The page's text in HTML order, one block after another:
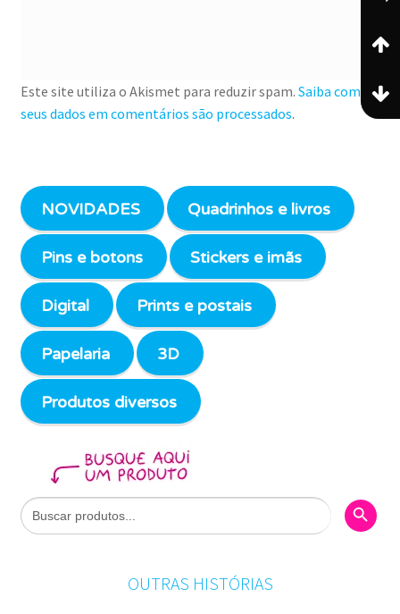
Este site utiliza o Akismet para reduzir spam. Saiba como
seus dados em comentários são processados.
NOVIDADES Quadrinhos e livros
Pins e botons Stickers e imãs
Digital Prints e postais
Papelaria 3D
Produtos diversos
Search
for:
Search
OUTRAS HISTÓRIAS